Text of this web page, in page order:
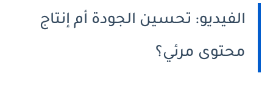
الفيديو: تحسين الجودة أم إنتاج
محتوى مرئي؟